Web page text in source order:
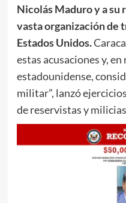
Nicolás Maduro y a su
vasta organización de
Estados Unidos.
estas acusaciones y,
estadounidense,
militar”, lanzó
de reservistas y